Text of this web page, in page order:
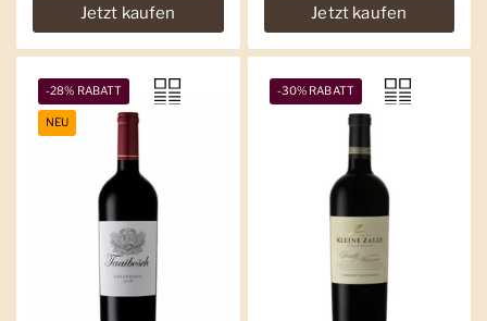
Jetzt kaufen Jetzt kaufen
-28% RABATT
NEU
-30% RABATT